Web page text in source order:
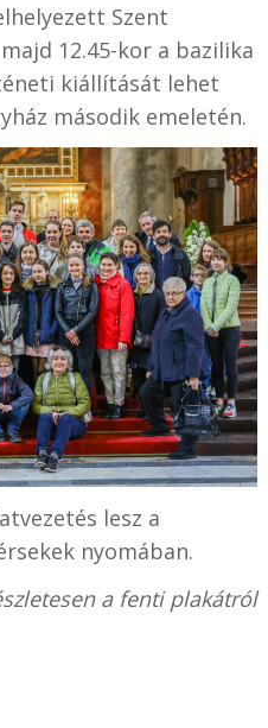
Szent
12.45-kor a bazilika
kiállítását lehet
második emeletén.
lesz a
nyomában.
a fenti plakátról